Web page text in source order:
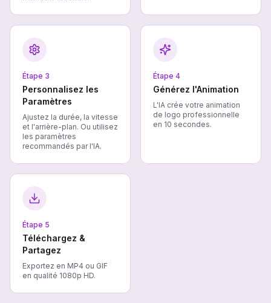
Étape 3
Personnalisez les
Paramètres
Ajustez la durée, la vitesse
et l'arrière-plan. Ou utilisez
les paramètres
recommandés par l'IA.
Étape 4
Générez l'Animation
L'IA crée votre animation
de logo professionnelle
en 10 secondes.
Étape 5
Téléchargez &
Partagez
Exportez en MP4 ou GIF
en qualité 1080p HD.